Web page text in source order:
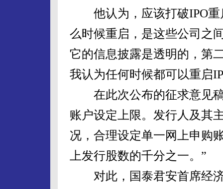
他认为，应该打破IPO重
么时候重启，是这些公司之
它的信息披露是透明的，第
我认为任何时候都可以重启
在此次公布的征求意见稿
账户设定上限。发行人及其
况，合理设定单一网上申购
上发行股数的千分之一。”
对此，国泰君安首席经济